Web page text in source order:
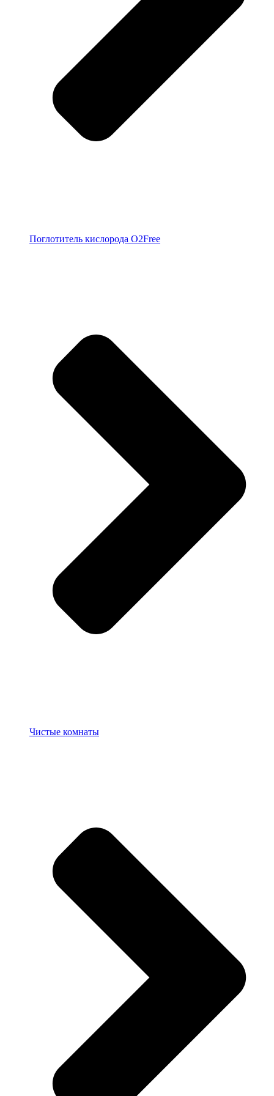
Поглотитель кислорода O2Free
Чистые комнаты